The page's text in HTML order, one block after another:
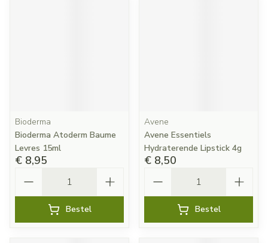
Bioderma
Bioderma Atoderm Baume
Levres 15ml
€ 8,95
Bestel
Avene
Avene Essentiels
Hydraterende Lipstick 4g
€ 8,50
Bestel